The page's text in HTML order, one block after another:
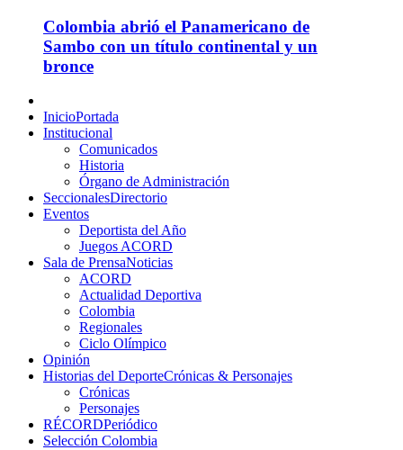
Colombia abrió el Panamericano de
Sambo con un título continental y un
bronce
Menú
principalInicioPortada
Institucional
Comunicados
Historia
Órgano de Administración
SeccionalesDirectorio
Eventos
Deportista del Año
Juegos ACORD
Sala de PrensaNoticias
ACORD
Actualidad Deportiva
Colombia
Regionales
Ciclo Olímpico
Opinión
Historias del DeporteCrónicas & Personajes
Crónicas
Personajes
RÉCORDPeriódico
Selección Colombia